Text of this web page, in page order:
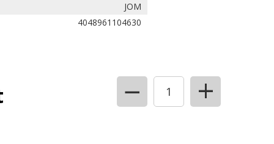
JOM
4048961104630
− +